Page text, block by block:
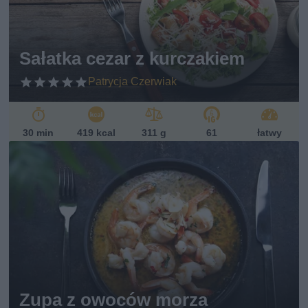
Sałatka cezar z kurczakiem
Patrycja Czerwiak
30 min 419 kcal 311 g 61 łatwy
Zupa z owoców morza